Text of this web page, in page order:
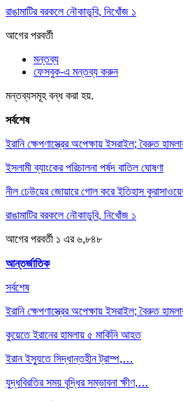
রাঙামাটির বরকলে নৌকাডুবি, নিখোঁজ ১
আগেরপরবর্তী
মন্তব্য
ফেসবুক-এ মন্তব্য করুন
মন্তব্যসমূহ বন্ধ করা হয়.
সর্বশেষ
ইরানি ক্ষেপণাস্ত্রের অপেক্ষায় ইসরাইল; বৈরুত
ইসলামী ব্যাংকের পরিচালনা পর্ষদ বাতিল ঘোষণা
নীল ঢেউয়ের জোয়ারে গোল করে ইতিহাস
রাঙামাটির বরকলে নৌকাডুবি, নিখোঁজ ১
আগেরপরবর্তী ১ এর ৬,৮৪৮
আন্তর্জাতিক
সর্বশেষ
ইরানি ক্ষেপণাস্ত্রের অপেক্ষায় ইসরাইল; বৈরুত
কুয়েতে ইরানের হামলায় ৫ মার্কিনি আহত
ইরান ইস্যুতে সিদ্ধান্তহীন ট্রাম্প,…
যুদ্ধবিরতির সময় বৃদ্ধির সম্ভাবনা ক্ষীণ,…